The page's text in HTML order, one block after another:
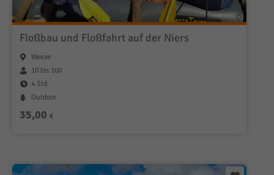
Floßbau und Floßfahrt auf der Niers
Weeze
10 bis 100
4 Std.
Outdoor
35,00 €